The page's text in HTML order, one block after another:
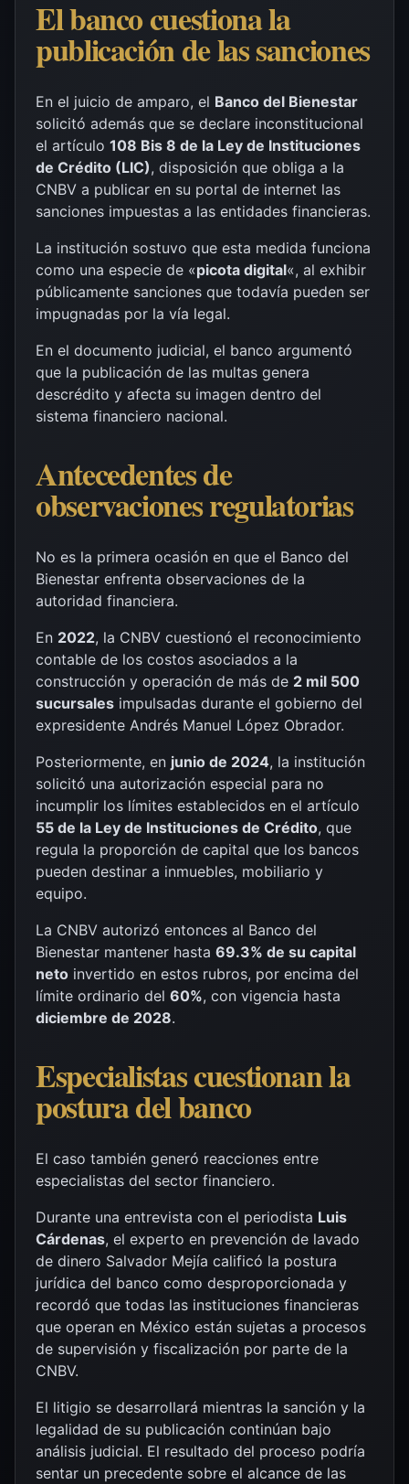
El banco cuestiona la
publicación de las sanciones
En el juicio de amparo, el Banco del Bienestar
solicitó además que se declare inconstitucional
el artículo 108 Bis 8 de la Ley de Instituciones
de Crédito (LIC), disposición que obliga a la
CNBV a publicar en su portal de internet las
sanciones impuestas a las entidades financieras.
La institución sostuvo que esta medida funciona
como una especie de «picota digital«, al exhibir
públicamente sanciones que todavía pueden ser
impugnadas por la vía legal.
En el documento judicial, el banco argumentó
que la publicación de las multas genera
descrédito y afecta su imagen dentro del
sistema financiero nacional.
Antecedentes de
observaciones regulatorias
No es la primera ocasión en que el Banco del
Bienestar enfrenta observaciones de la
autoridad financiera.
En 2022, la CNBV cuestionó el reconocimiento
contable de los costos asociados a la
construcción y operación de más de 2 mil 500
sucursales impulsadas durante el gobierno del
expresidente Andrés Manuel López Obrador.
Posteriormente, en junio de 2024, la institución
solicitó una autorización especial para no
incumplir los límites establecidos en el artículo
55 de la Ley de Instituciones de Crédito, que
regula la proporción de capital que los bancos
pueden destinar a inmuebles, mobiliario y
equipo.
La CNBV autorizó entonces al Banco del
Bienestar mantener hasta 69.3% de su capital
neto invertido en estos rubros, por encima del
límite ordinario del 60%, con vigencia hasta
diciembre de 2028.
Especialistas cuestionan la
postura del banco
El caso también generó reacciones entre
especialistas del sector financiero.
Durante una entrevista con el periodista Luis
Cárdenas, el experto en prevención de lavado
de dinero Salvador Mejía calificó la postura
jurídica del banco como desproporcionada y
recordó que todas las instituciones financieras
que operan en México están sujetas a procesos
de supervisión y fiscalización por parte de la
CNBV.
El litigio se desarrollará mientras la sanción y la
legalidad de su publicación continúan bajo
análisis judicial. El resultado del proceso podría
sentar un precedente sobre el alcance de las